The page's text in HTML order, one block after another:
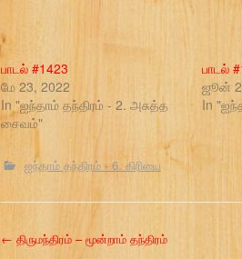
பாடல் #1423
மே 23, 2022
In "ஐந்தாம் தந்திரம் - 2. அசுத்த
சைவம்"
பாடல்
ஜூன்
In
ஐந்தாம் தந்திரம் - 6. கிரியை
P
← திருமந்திரம் – மூன்றாம் தந்திரம்